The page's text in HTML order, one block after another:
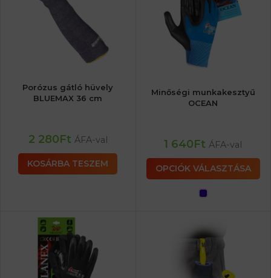
Porózus gátló hüvely
BLUEMAX 36 cm
2 280Ft ÁFA-val
KOSÁRBA TESZEM
Minőségi munkakesztyű
OCEAN
1 640Ft ÁFA-val
OPCIÓK VÁLASZTÁSA